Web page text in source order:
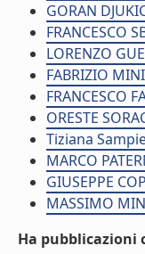
GORAN
FRANCESCO
LORENZO
FABRIZIO
FRANCESCO
ORESTE
Tiziana
MARCO
GIUSEPPE
MASSIMO
Ha pubblicazioni